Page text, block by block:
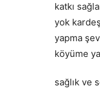
katkı
yok
yapma
köyüme
sağlık ve